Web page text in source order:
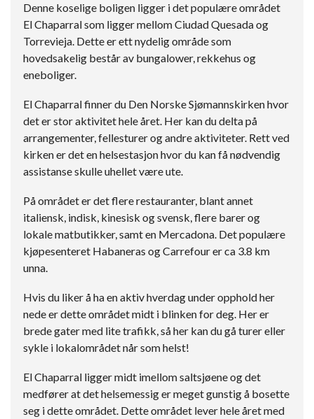
Denne koselige boligen ligger i det populære området
El Chaparral som ligger mellom Ciudad Quesada og
Torrevieja. Dette er ett nydelig område som
hovedsakelig består av bungalower, rekkehus og
eneboliger.
El Chaparral finner du Den Norske Sjømannskirken hvor
det er stor aktivitet hele året. Her kan du delta på
arrangementer, fellesturer og andre aktiviteter. Rett ved
kirken er det en helsestasjon hvor du kan få nødvendig
assistanse skulle uhellet være ute.
På området er det flere restauranter, blant annet
italiensk, indisk, kinesisk og svensk, flere barer og
lokale matbutikker, samt en Mercadona. Det populære
kjøpesenteret Habaneras og Carrefour er ca 3.8 km
unna.
Hvis du liker å ha en aktiv hverdag under opphold her
nede er dette området midt i blinken for deg. Her er
brede gater med lite trafikk, så her kan du gå turer eller
sykle i lokalområdet når som helst!
El Chaparral ligger midt imellom saltsjøene og det
medfører at det helsemessig er meget gunstig å bosette
seg i dette området. Dette området lever hele året med